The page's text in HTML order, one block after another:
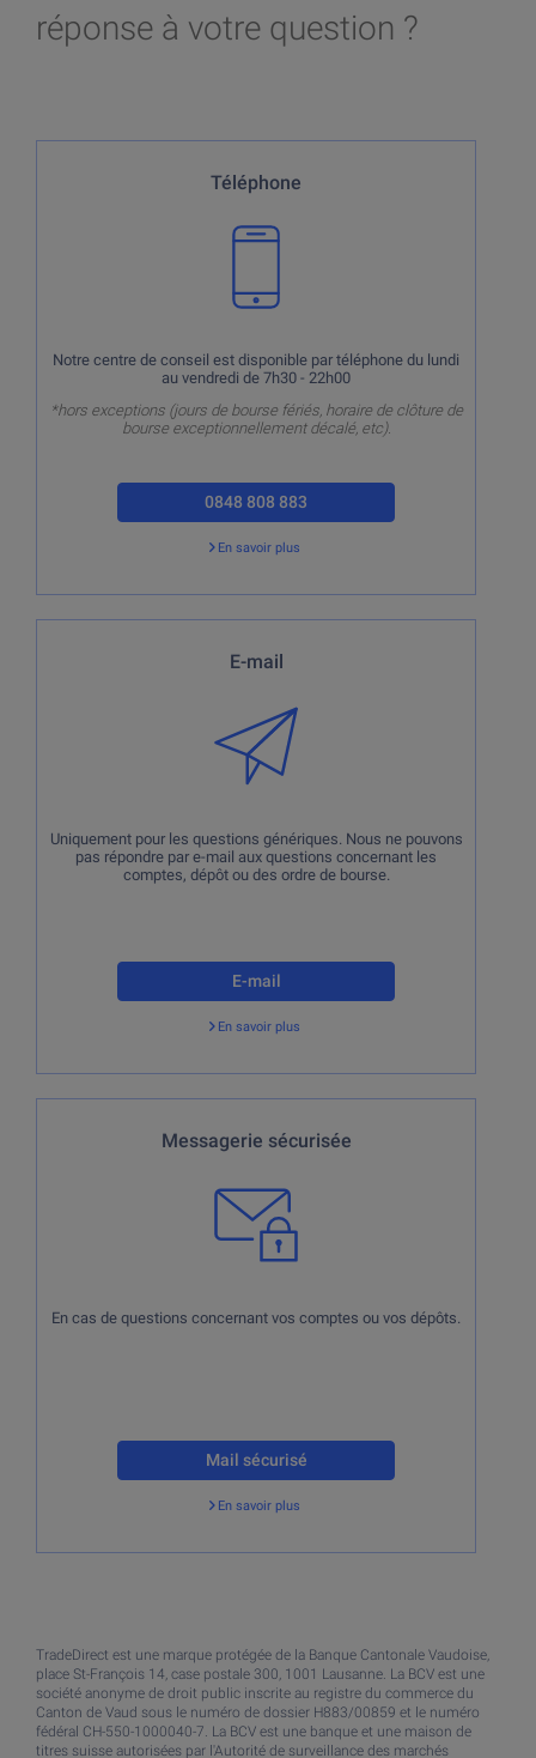
réponse à votre question ?
Téléphone
Notre centre de conseil est disponible par téléphone du lundi
au vendredi de 7h30 - 22h00
*hors exceptions (jours de bourse fériés, horaire de clôture de
bourse exceptionnellement décalé, etc).
0848 808 883
En savoir plus
Notre centre de conseil est disponible par téléphone du
lundi au vendredi de 7h30 - 22h00
*hors exceptions (jours de bourse fériés, horaire de
clôture de bourse exceptionnellement décalé, etc).
Retour
E-mail
Uniquement pour les questions génériques. Nous ne pouvons
pas répondre par e-mail aux questions concernant les
comptes, dépôt ou des ordre de bourse.
E-mail
En savoir plus
Uniquement pour les questions génériques. Nous ne
pouvons pas répondre par e-mail aux questions
Retour
Messagerie sécurisée
En cas de questions concernant vos comptes ou vos dépôts.
Mail sécurisé
En savoir plus
En cas de questions concernant vos comptes ou vos
Retour
TradeDirect est une marque protégée de la Banque Cantonale Vaudoise,
place St-François 14, case postale 300, 1001 Lausanne. La BCV est une
société anonyme de droit public inscrite au registre du commerce du
Canton de Vaud sous le numéro de dossier H883/00859 et le numéro
fédéral CH-550-1000040-7. La BCV est une banque et une maison de
titres suisse autorisées par l'Autorité de surveillance des marchés